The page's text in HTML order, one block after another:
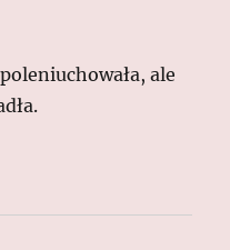
ale